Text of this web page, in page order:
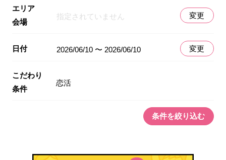
エリア
会場
指定されていません 変更
日付 2026/06/10 〜 2026/06/10 変更
こだわり
条件
恋活
条件を絞り込む